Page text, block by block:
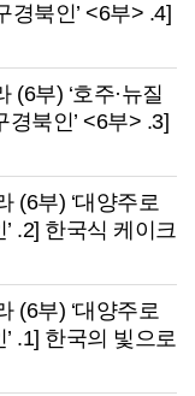
경북인’ <6부> .4]
동호씨/멜번저널
(6부) ‘호주·뉴질
북인’ <6부> .3]
타일공 조춘제씨
(6부) ‘대양주로
.2] 한국식 케이크
잡은 김보연씨
(6부) ‘대양주로
.1] 한국의 빛으로
석씨